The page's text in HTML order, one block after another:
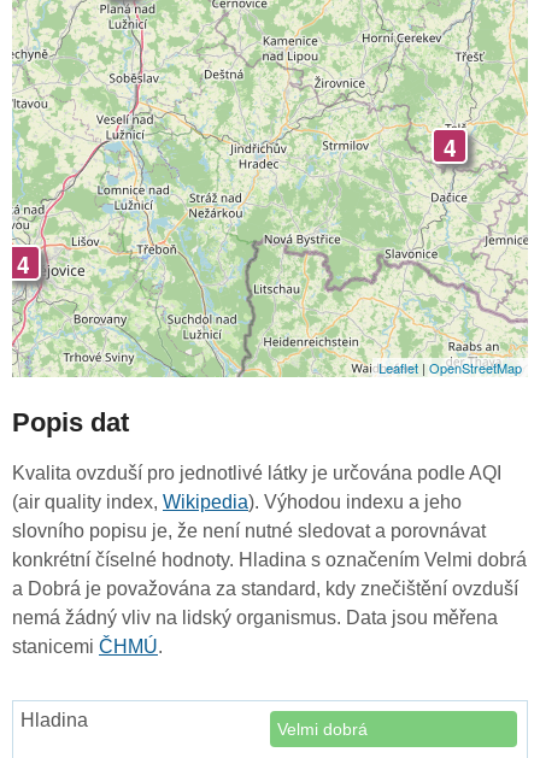
4
4
Leaflet | OpenStreetMap
Popis dat
Kvalita ovzduší pro jednotlivé látky je určována podle AQI
(air quality index, Wikipedia). Výhodou indexu a jeho
slovního popisu je, že není nutné sledovat a porovnávat
konkrétní číselné hodnoty. Hladina s označením Velmi dobrá
a Dobrá je považována za standard, kdy znečištění ovzduší
nemá žádný vliv na lidský organismus. Data jsou měřena
stanicemi ČHMÚ.
Velmi dobrá